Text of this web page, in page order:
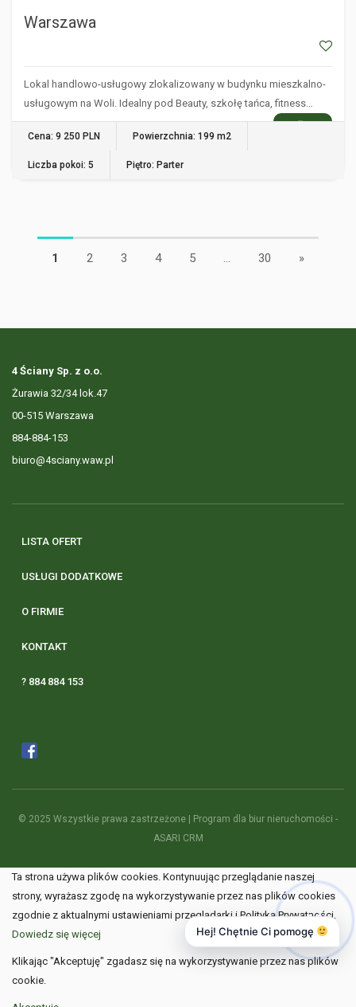
Warszawa
Lokal handlowo-usługowy zlokalizowany w budynku mieszkalno-
usługowym na Woli. Idealny pod Beauty, szkołę tańca, fitness…
WIĘCEJ
Cena: 9 250 PLN Powierzchnia: 199 m2
Liczba pokoi: 5 Piętro: Parter
1 2 3 4 5 ... 30 »
4 Ściany Sp. z o.o.
Żurawia 32/34 lok.47
00-515 Warszawa
884-884-153
biuro@4sciany.waw.pl
LISTA OFERT
USŁUGI DODATKOWE
O FIRMIE
KONTAKT
? 884 884 153
© 2025 Wszystkie prawa zastrzeżone | Program dla biur nieruchomości -
ASARI CRM
Ta strona używa plików cookies. Kontynuując przeglądanie naszej
strony, wyrażasz zgodę na wykorzystywanie przez nas plików cookies
zgodnie z aktualnymi ustawieniami przeglądarki i Polityką Prywatności.
Dowiedz się więcej
Klikając "Akceptuję" zgadasz się na wykorzystywanie przez nas plików
cookie.
Hej! Chętnie Ci pomogę